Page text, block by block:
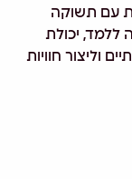
עם תשוקה
ללמד, יכולת
וליצור חוויות